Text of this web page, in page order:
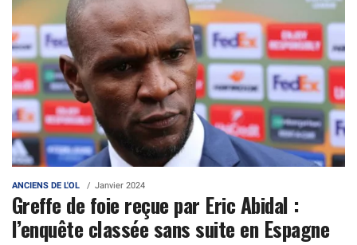
ANCIENS DE L'OL Janvier 2024
Greffe de foie reçue par Eric Abidal :
l’enquête classée sans suite en Espagne